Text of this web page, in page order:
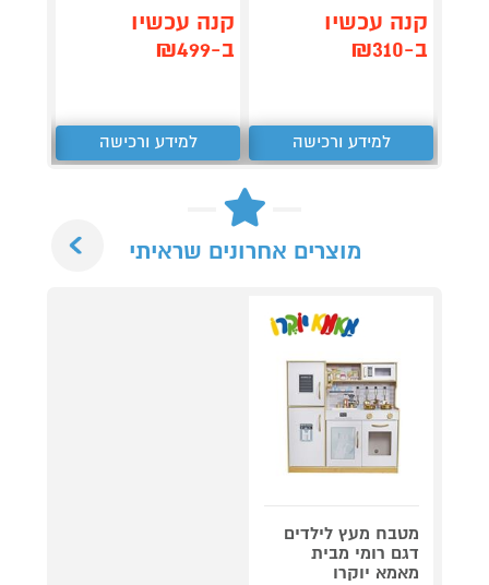
קנה עכשיו
ב-₪310
למידע ורכישה
קנה עכשיו
ב-₪499
למידע ורכישה
מוצרים אחרונים שראיתי
מטבח מעץ לילדים
דגם רומי מבית
מאמא יוקרו